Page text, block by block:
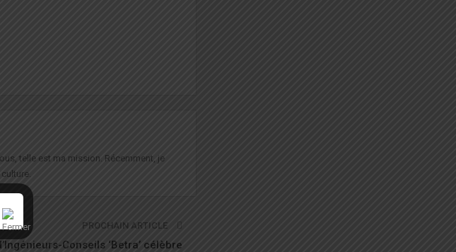
telle est ma mission. Récemment, je
PROCHAIN ARTICLE
Conseils ‘Betra’ célèbre